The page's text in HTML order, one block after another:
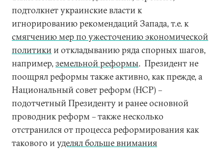
подтолкнет украинские власти к
игнорированию рекомендаций Запада, т.е. к
смягчению мер по ужесточению экономической
политикии откладыванию ряда спорных шагов,
например, земельной реформы. Президент не
поощрял реформы также активно, как прежде, а
Национальный совет реформ (НСР) –
подотчетный Президенту и ранее основной
проводник реформ – также несколько
отстранился от процесса реформирования как
такового иуделял больше внимания